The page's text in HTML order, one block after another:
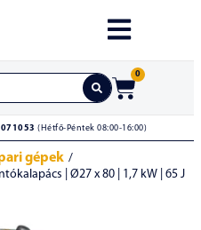
0
(Hétfő-Péntek 08:00-16:00)
gépek /
| Ø27 x 80 | 1,7 kW | 65 J